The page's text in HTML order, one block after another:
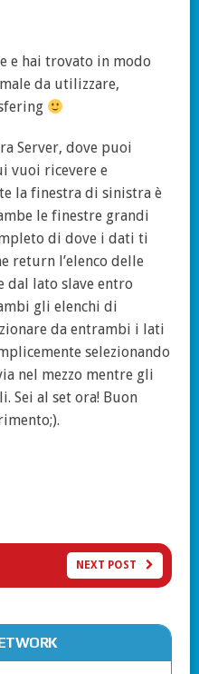
e hai trovato in modo
da utilizzare,
Server, dove puoi
vuoi ricevere e
la finestra di sinistra è
le finestre grandi
di dove i dati ti
return l’elenco delle
lato slave entro
gli elenchi di
da entrambi i lati
selezionando
nel mezzo mentre gli
Sei al set ora! Buon
NEXT POST